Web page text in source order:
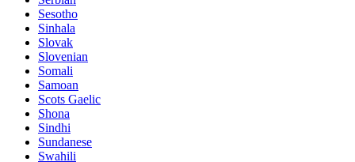
Sesotho
Sinhala
Slovak
Slovenian
Somali
Samoan
Scots Gaelic
Shona
Sindhi
Sundanese
Swahili